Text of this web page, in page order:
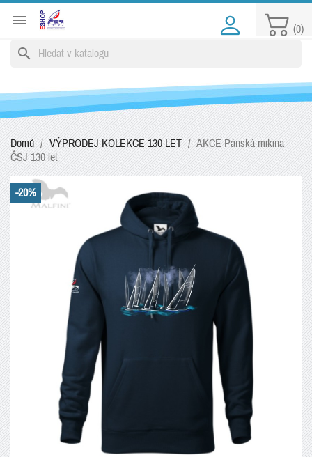

(0)
search
Domů VÝPRODEJ KOLEKCE 130 LET
AKCE Pánská mikina
ČSJ 130 let
-20%